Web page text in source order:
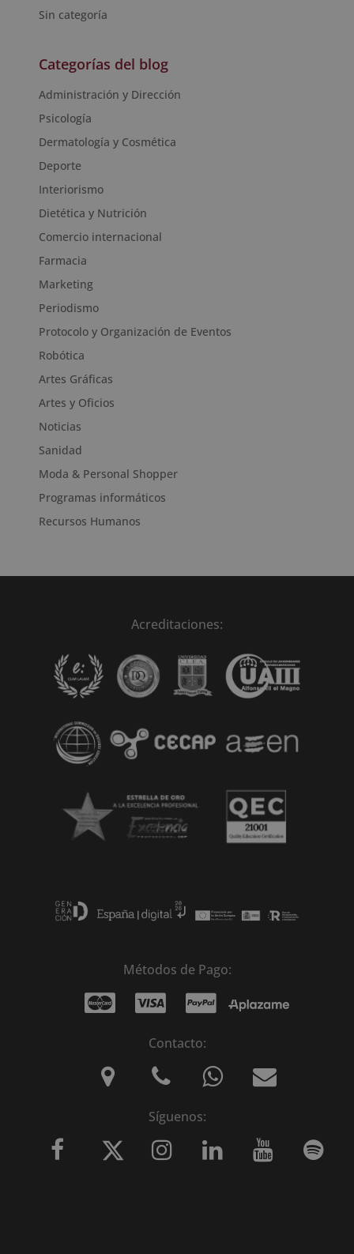
Sin categoría
Categorías del blog
Administración y Dirección
Psicología
Dermatología y Cosmética
Deporte
Interiorismo
Dietética y Nutrición
Comercio internacional
Farmacia
Marketing
Periodismo
Protocolo y Organización de Eventos
Robótica
Artes Gráficas
Artes y Oficios
Noticias
Sanidad
Moda & Personal Shopper
Programas informáticos
Recursos Humanos
Acreditaciones:
Métodos de Pago:
Contacto:
Síguenos: